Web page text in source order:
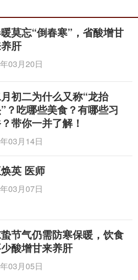
状
者，上先受之”。风邪多侵犯
多表现为头痛、颈项僵痛、
状。
，病位游移
有行无定处、病位游移的特
会导致关节游走性疼痛，临
患者，有时在肩关节，有时在
有时右边重，又称为“行痹”。
化极快，如中风发病迅速，单
然昏倒、不省人事、口眼歪
被风击倒一般。
不定
的特点。人体阴阳失调、肝风
麻木、震颤抽搐等为基本特
莫忘“倒春寒”，省酸增甘
肝
03月20日
初二为什么又称“龙抬
？吃哪些美食？有哪些习
带你一并了解！
03月14日
英 医师
03月07日
节气仍需防寒保暖，饮食
酸增甘来养肝
03月05日